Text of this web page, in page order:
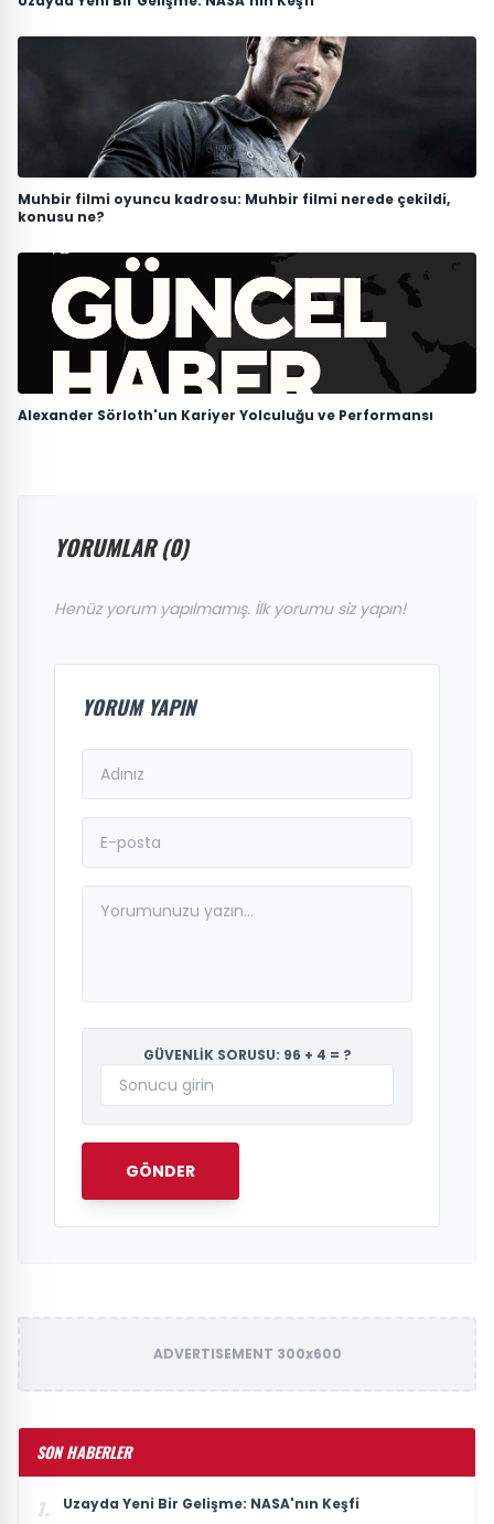
Muhbir filmi oyuncu kadrosu: Muhbir filmi nerede çekildi,
konusu ne?
Alexander Sörloth'un Kariyer Yolculuğu ve Performansı
YORUMLAR (0)
Henüz yorum yapılmamış. İlk yorumu siz yapın!
YORUM YAPIN
GÜVENLİK SORUSU: 96 + 4 = ?
GÖNDER
ADVERTISEMENT 300x600
SON HABERLER
1. Uzayda Yeni Bir Gelişme: NASA'nın Keşfi